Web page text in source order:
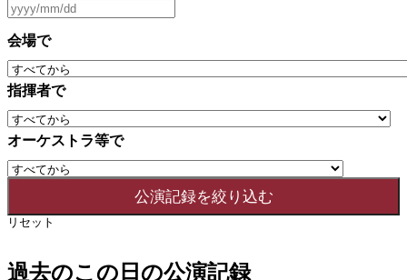
会場で
指揮者で
オーケストラ等で
リセット
過去のこの日の公演記録